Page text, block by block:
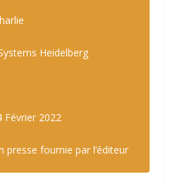
Heidelberg
Février 2022
presse fournie par l’éditeur